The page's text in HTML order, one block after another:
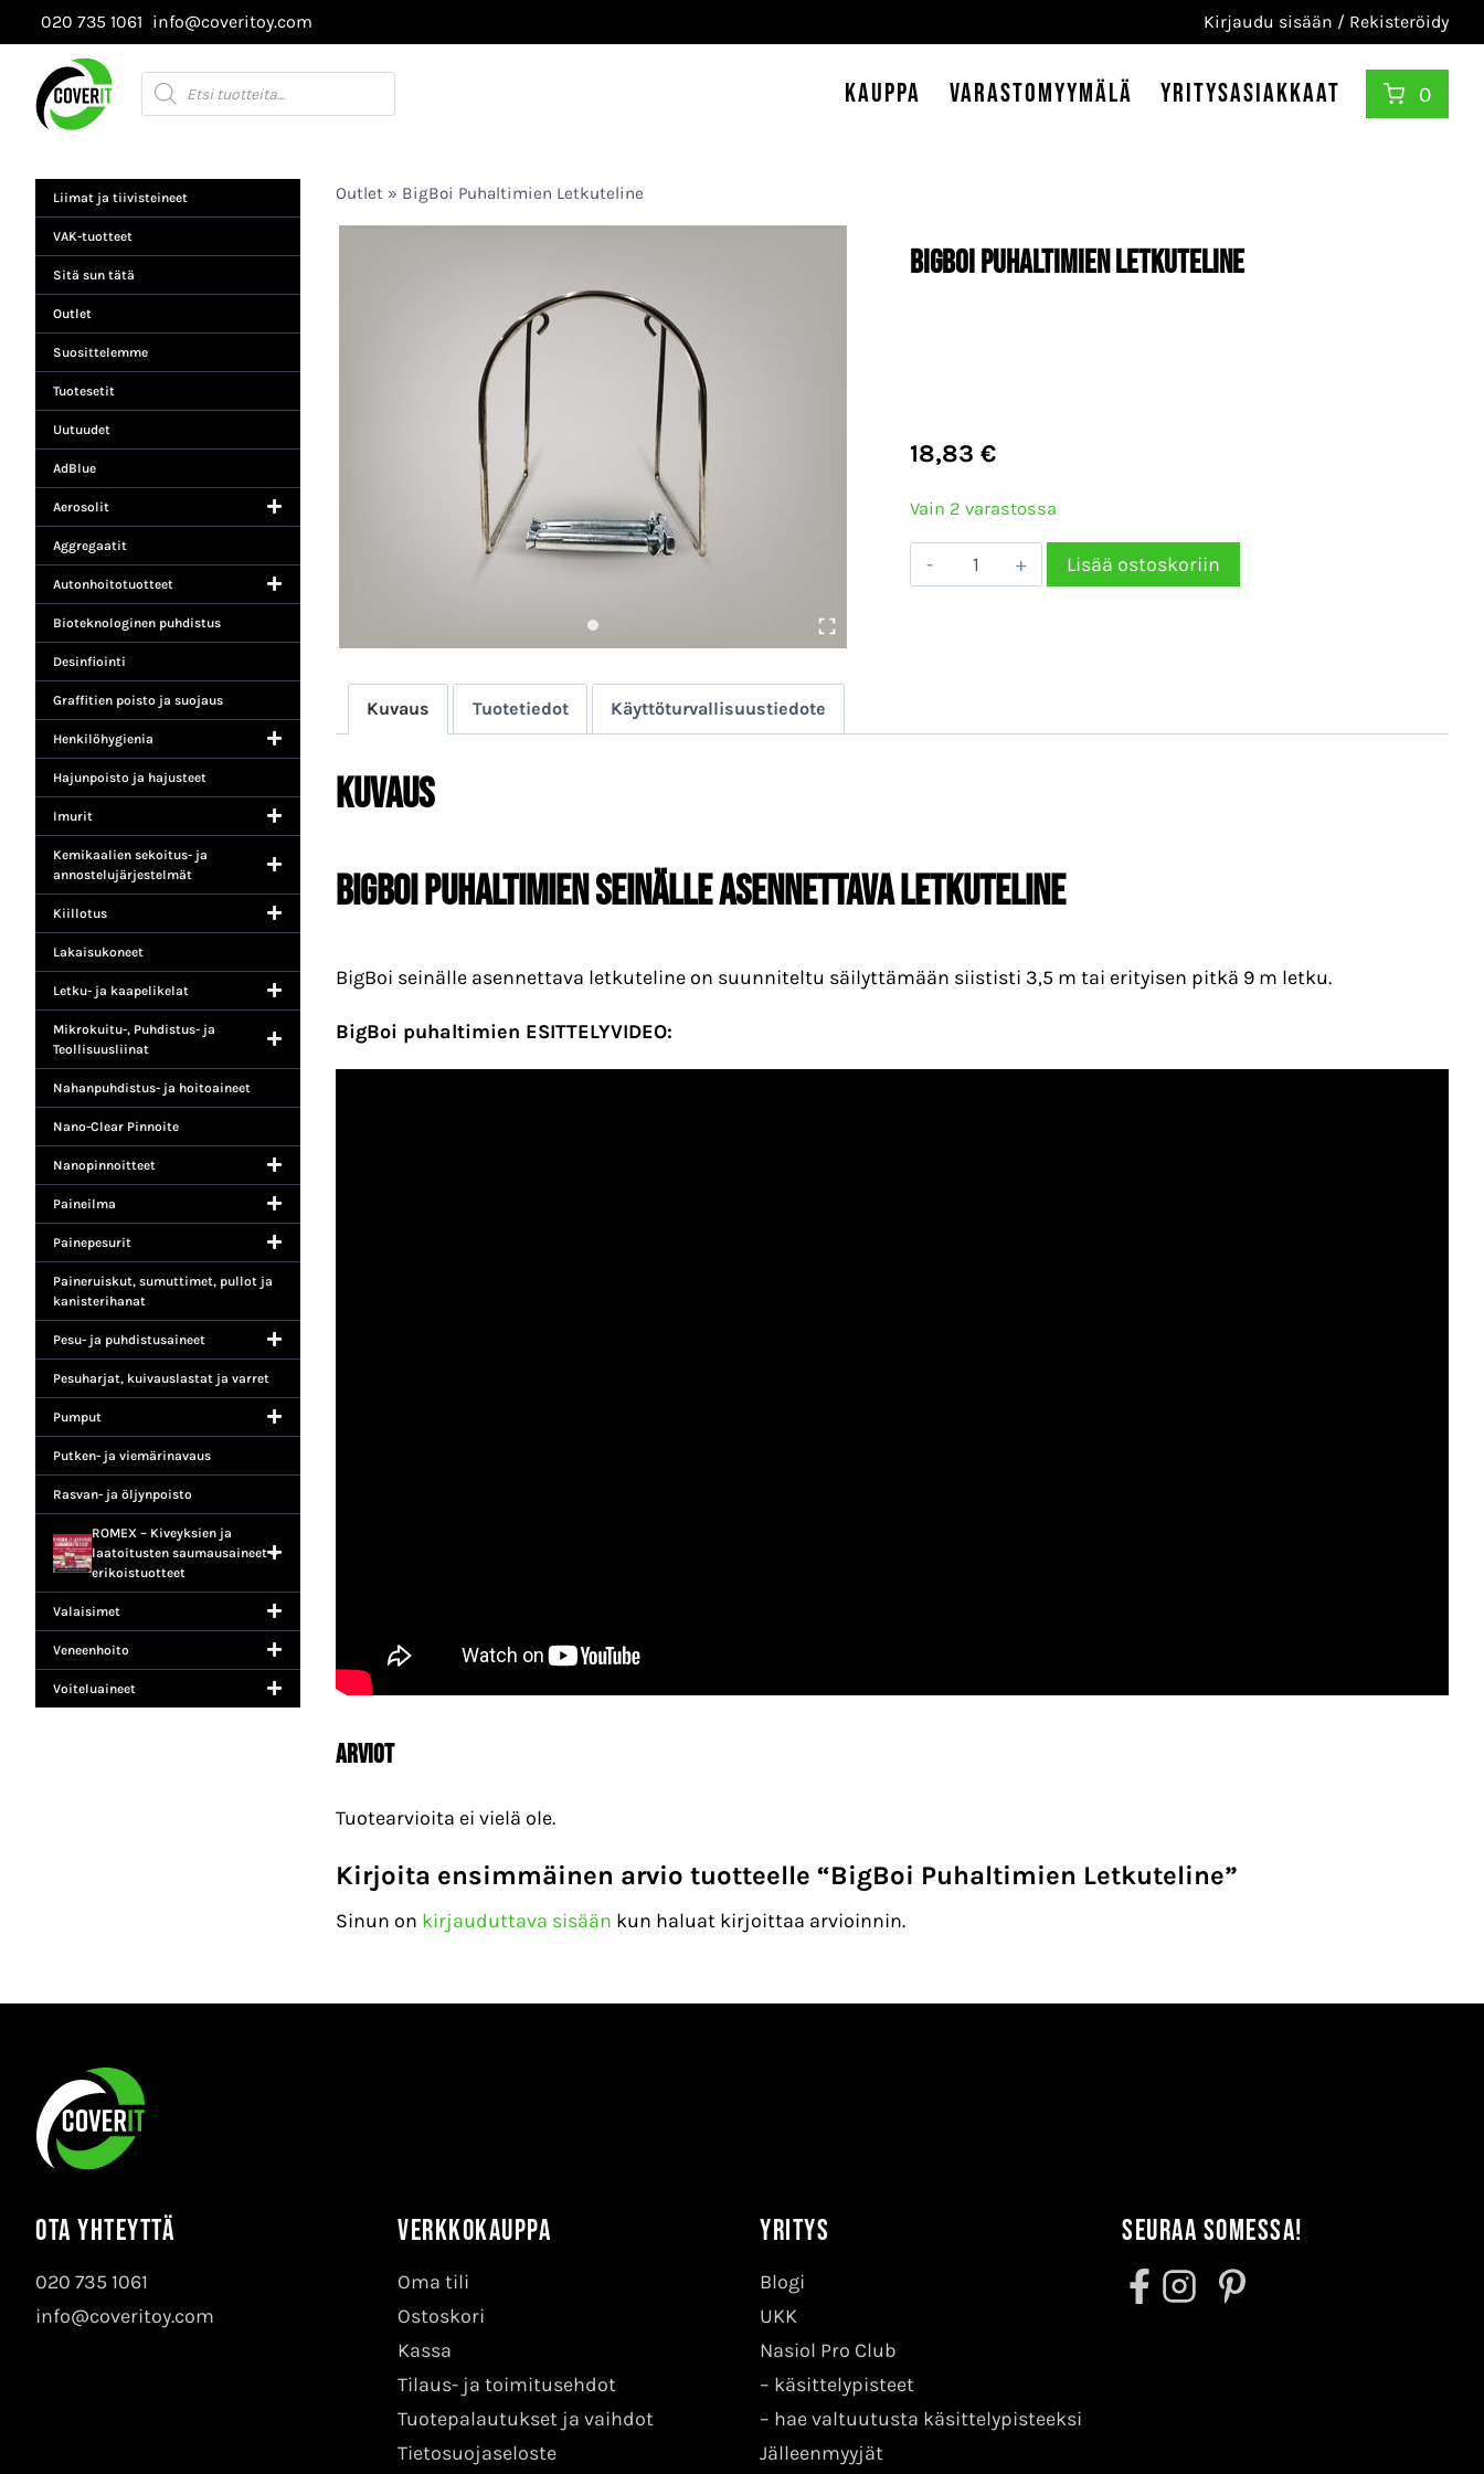
Siirry
sisältöön
020 735 1061 info@coveritoy.com Kirjaudu sisään / Rekisteröidy
Products
search
Kauppa Varastomyymälä Yritysasiakkaat 0
Liimat ja tiivisteineet
VAK-tuotteet
Sitä sun tätä
Outlet
Suosittelemme
Tuotesetit
Uutuudet
AdBlue
Aerosolit
Aggregaatit
Autonhoitotuotteet
Bioteknologinen puhdistus
Desinfiointi
Graffitien poisto ja suojaus
Henkilöhygienia
Hajunpoisto ja hajusteet
Imurit
Kemikaalien sekoitus- ja
annostelujärjestelmät
Kiillotus
Lakaisukoneet
Letku- ja kaapelikelat
Mikrokuitu-, Puhdistus- ja
Teollisuusliinat
Nahanpuhdistus- ja hoitoaineet
Nano-Clear Pinnoite
Nanopinnoitteet
Paineilma
Painepesurit
Paineruiskut, sumuttimet, pullot ja
kanisterihanat
Pesu- ja puhdistusaineet
Pesuharjat, kuivauslastat ja varret
Pumput
Putken- ja viemärinavaus
Rasvan- ja öljynpoisto
ROMEX – Kiveyksien ja
laatoitusten saumausaineet +
erikoistuotteet
Valaisimet
Veneenhoito
Voiteluaineet
Outlet » BigBoi Puhaltimien Letkuteline
BigBoi Puhaltimien Letkuteline
18,83 €
Vain 2 varastossa
BigBoi
Puhaltimien
Lisää ostoskoriin
Kuvaus Tuotetiedot Käyttöturvallisuustiedote
Kuvaus
BIGBOI PUHALTIMIEN SEINÄLLE ASENNETTAVA LETKUTELINE
BigBoi seinälle asennettava letkuteline on suunniteltu säilyttämään siististi 3,5 m tai erityisen pitkä 9 m letku.
BigBoi puhaltimien ESITTELYVIDEO:
Arviot
Tuotearvioita ei vielä ole.
Kirjoita ensimmäinen arvio tuotteelle “BigBoi Puhaltimien Letkuteline”
Sinun on kirjauduttava sisään kun haluat kirjoittaa arvioinnin.
Ota yhteyttä
020 735 1061
info@coveritoy.com
Verkkokauppa
Oma tili
Ostoskori
Kassa
Tilaus- ja toimitusehdot
Tuotepalautukset ja vaihdot
Tietosuojaseloste
Yritys
Blogi
UKK
Nasiol Pro Club
– käsittelypisteet
– hae valtuutusta käsittelypisteeksi
Jälleenmyyjät
Seuraa somessa!